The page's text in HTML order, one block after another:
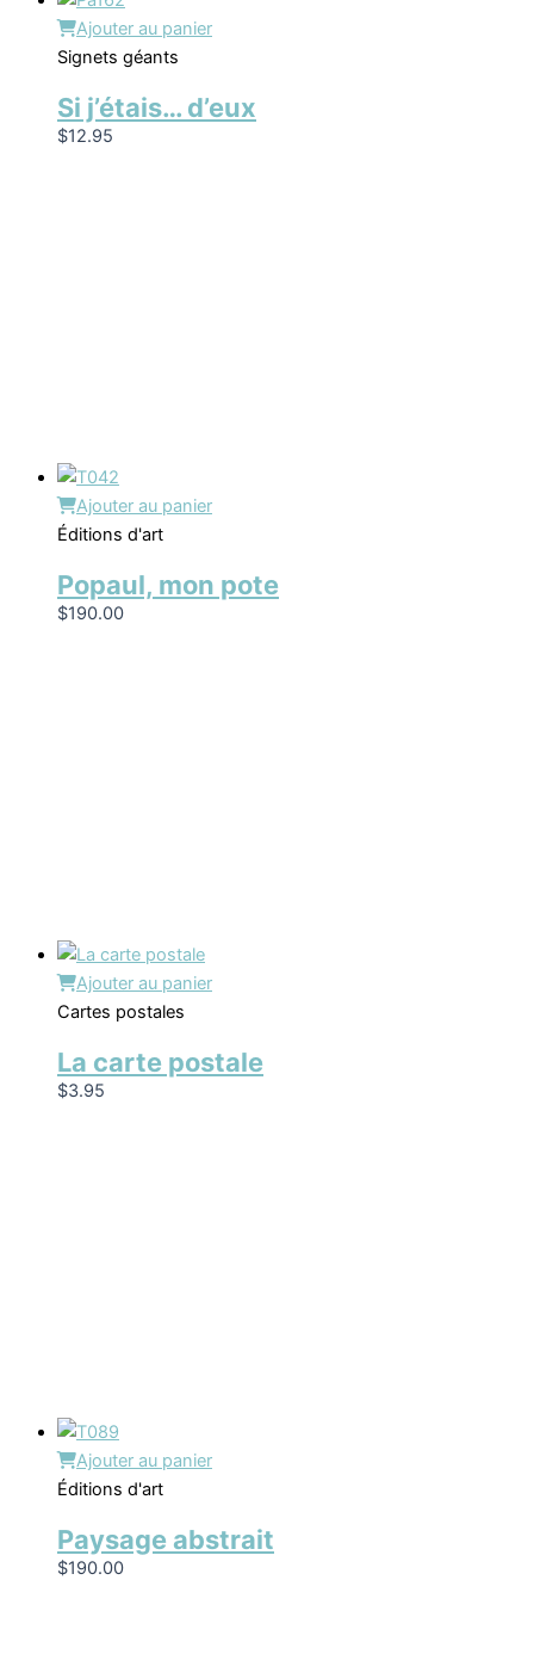
Ajouter au panier
Signets géants
Si j’étais… d’eux
$12.95
Ajouter au panier
Éditions d'art
Popaul, mon pote
$190.00
Ajouter au panier
Cartes postales
La carte postale
$3.95
Ajouter au panier
Éditions d'art
Paysage abstrait
$190.00